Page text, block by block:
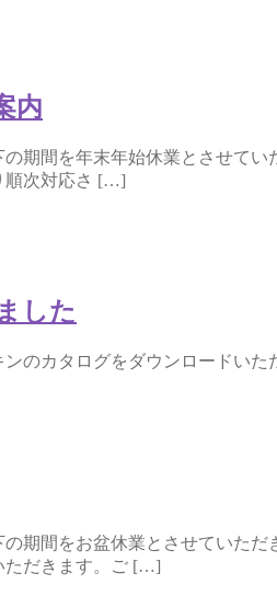
内
期間を年末年始休業とさせてい
順次対応さ […]
した
のカタログをダウンロードい
期間をお盆休業とさせていた
ただきます。ご […]